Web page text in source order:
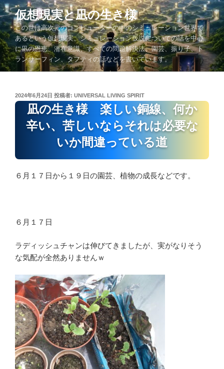
コ
ン
テ
ン
ツ
へ
仮想現実と凪の生き様
この世は高次元のコンピューターの中のシミュレーション世界で
あるという仮想現実、シミュレーション仮説についての話を中心
に凪の恩恵、潜在意識、すべての問題解決法、園芸、振り子、ト
ランサーフィン、タフティの話などを書いています。
投
稿
2024年6月24日 投稿者: UNIVERSAL LIVING SPIRIT
凪の生き様 楽しい銅線、何か
辛い、苦しいならそれは必要な
いか間違っている道
６月１７日から１９日の園芸、植物の成長などです。
６月１７日
ラディッシュチャンは伸びてきましたが、実がなりそう
な気配が全然ありませんｗ